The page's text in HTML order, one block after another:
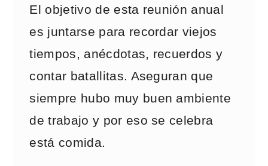
El objetivo de esta reunión anual
es juntarse para recordar viejos
tiempos, anécdotas, recuerdos y
contar batallitas. Aseguran que
siempre hubo muy buen ambiente
de trabajo y por eso se celebra
está comida.